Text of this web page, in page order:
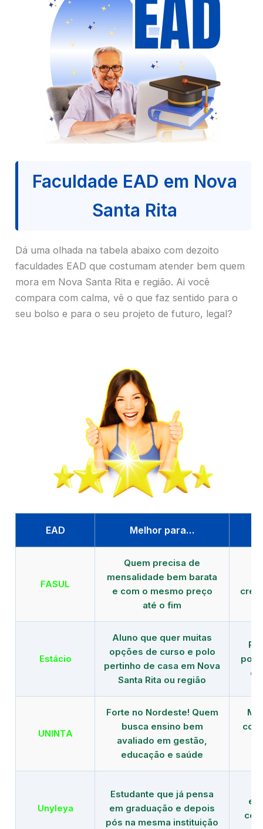
Faculdade EAD em Nova
Santa Rita
Dá uma olhada na tabela abaixo com dezoito
faculdades EAD que costumam atender bem quem
mora em Nova Santa Rita e região. Ai você
compara com calma, vê o que faz sentido para o
seu bolso e para o seu projeto de futuro, legal?
EAD Melhor para…
FASUL
Quem precisa de
mensalidade bem barata
e com o mesmo preço
até o fim
Estácio
Aluno que quer muitas
opções de curso e polo
pertinho de casa em Nova
Santa Rita ou região
UNINTA
Forte no Nordeste! Quem
busca ensino bem
avaliado em gestão,
educação e saúde
Unyleya
Estudante que já pensa
em graduação e depois
pós na mesma instituição